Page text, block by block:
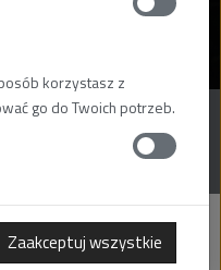
korzystasz z
go do Twoich potrzeb.
Zaakceptuj wszystkie